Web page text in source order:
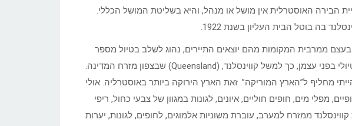
הבירה האוסטרלית אין מושל או מנהל, והיא בשליטת המושל הכללי.
בה בוטל הבית העליון בשנת 1922.
ממרבית המקומות מהם יוצאים התיירים, נהוג לשלב בטיול מספר
מדינות, אם כי כמה מהן יכולות להיות יעד טיולי בפני עצמן, כך למשל קווינסלנד, (Queensland) שבצפון מזרח המדינה.
מחליף ל”הארץ המוריקה”. זאת הארץ הירוקה ביותר באוסטרליה. אולי
מפלי מים, חופים חוליים, איונים, לגונות במגוון של צבעי כחול, ריפי
ממזרח למערב, עוברת משוניות אלמוגים, לחופים, לגונות, יערות